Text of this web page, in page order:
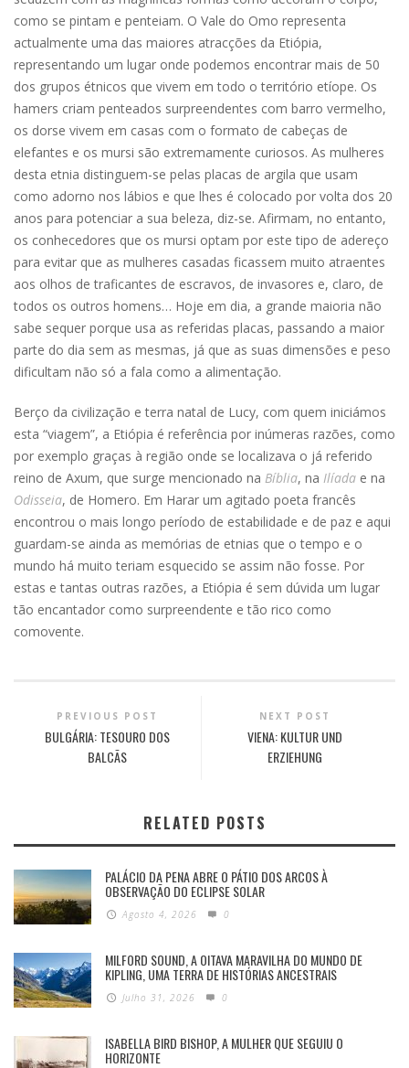
como se pintam e penteiam. O Vale do Omo representa
actualmente uma das maiores atracções da Etiópia,
representando um lugar onde podemos encontrar mais de 50
dos grupos étnicos que vivem em todo o território etíope. Os
hamers criam penteados surpreendentes com barro vermelho,
os dorse vivem em casas com o formato de cabeças de
elefantes e os mursi são extremamente curiosos. As mulheres
desta etnia distinguem-se pelas placas de argila que usam
como adorno nos lábios e que lhes é colocado por volta dos 20
anos para potenciar a sua beleza, diz-se. Afirmam, no entanto,
os conhecedores que os mursi optam por este tipo de adereço
para evitar que as mulheres casadas ficassem muito atraentes
aos olhos de traficantes de escravos, de invasores e, claro, de
todos os outros homens… Hoje em dia, a grande maioria não
sabe sequer porque usa as referidas placas, passando a maior
parte do dia sem as mesmas, já que as suas dimensões e peso
dificultam não só a fala como a alimentação.
Berço da civilização e terra natal de Lucy, com quem iniciámos
esta “viagem”, a Etiópia é referência por inúmeras razões, como
por exemplo graças à região onde se localizava o já referido
reino de Axum, que surge mencionado na Bíblia, na Ilíada e na
Odisseia, de Homero. Em Harar um agitado poeta francês
encontrou o mais longo período de estabilidade e de paz e aqui
guardam-se ainda as memórias de etnias que o tempo e o
mundo há muito teriam esquecido se assim não fosse. Por
estas e tantas outras razões, a Etiópia é sem dúvida um lugar
tão encantador como surpreendente e tão rico como
comovente.
PREVIOUS POST
BULGÁRIA: TESOURO DOS
BALCÃS
NEXT POST
VIENA: KULTUR UND
ERZIEHUNG
RELATED POSTS
PALÁCIO DA PENA ABRE O PÁTIO DOS ARCOS À
OBSERVAÇÃO DO ECLIPSE SOLAR
Agosto 4, 2026 0
MILFORD SOUND, A OITAVA MARAVILHA DO MUNDO DE
KIPLING, UMA TERRA DE HISTÓRIAS ANCESTRAIS
Julho 31, 2026 0
ISABELLA BIRD BISHOP, A MULHER QUE SEGUIU O
HORIZONTE